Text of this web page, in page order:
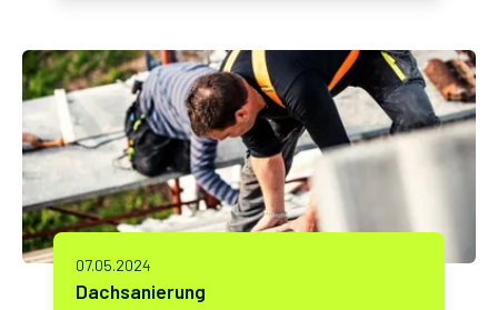
07.05.2024
Dachsanierung